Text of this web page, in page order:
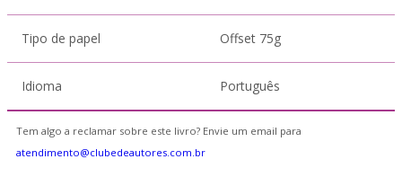
Tipo de papel Offset 75g
Idioma Português
Tem algo a reclamar sobre este livro? Envie um email para
atendimento@clubedeautores.com.br